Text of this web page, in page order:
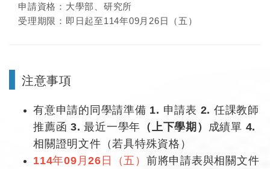
申請資格：大學部、研究所
受理期限：即日起至114年09月26日（五）
注意事項
有意申請的同學請準備 1. 申請表 2. 任課教師
推薦函 3. 最近一學年 （上下學期） 成績單 4.
相關證明文件（若具特殊資格）
114年09月26日（五） 前將申請表與相關文件